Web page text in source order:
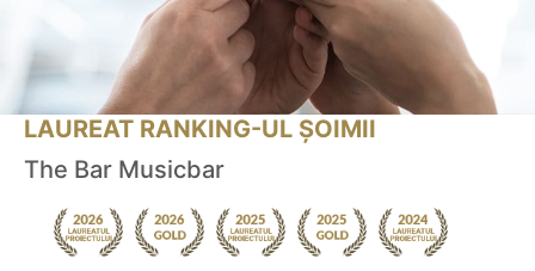
LAUREAT RANKING-UL ȘOIMII
The Bar Musicbar